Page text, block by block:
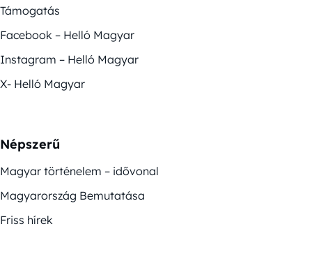
Támogatás
Facebook – Helló Magyar
Instagram – Helló Magyar
X- Helló Magyar
Népszerű
Magyar történelem – idővonal
Magyarország Bemutatása
Friss hírek